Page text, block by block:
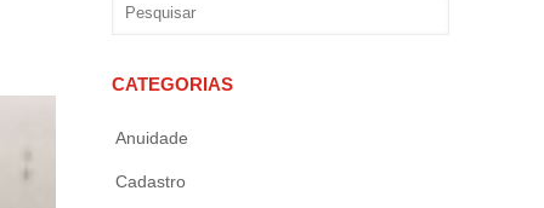
CATEGORIAS
Anuidade
Cadastro